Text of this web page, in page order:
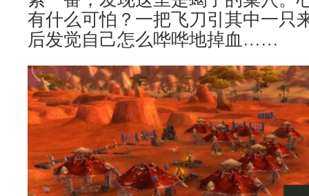
有什么可怕？一把飞刀引其中一只
后发觉自己怎么哗哗地掉血……